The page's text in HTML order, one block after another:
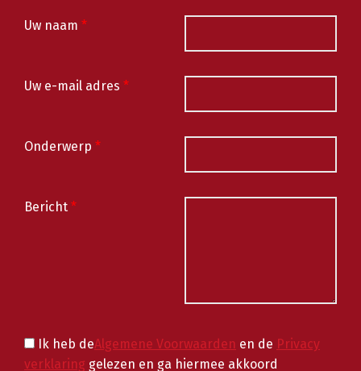
Uw naam *
Uw e-mail adres *
Onderwerp *
Bericht *
Ik heb deAlgemene Voorwaarden en de Privacy
verklaring gelezen en ga hiermee akkoord